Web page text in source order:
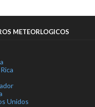
METEORLOGICOS
Unidos